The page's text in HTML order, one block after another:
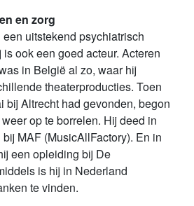
en zorg
uitstekend psychiatrisch
ook een goed acteur. Acteren
in België al zo, waar hij
theaterproducties. Toen
bij Altrecht had gevonden, begon
op te borrelen. Hij deed in
MAF (MusicAllFactory). En in
een opleiding bij De
is hij in Nederland
te vinden.